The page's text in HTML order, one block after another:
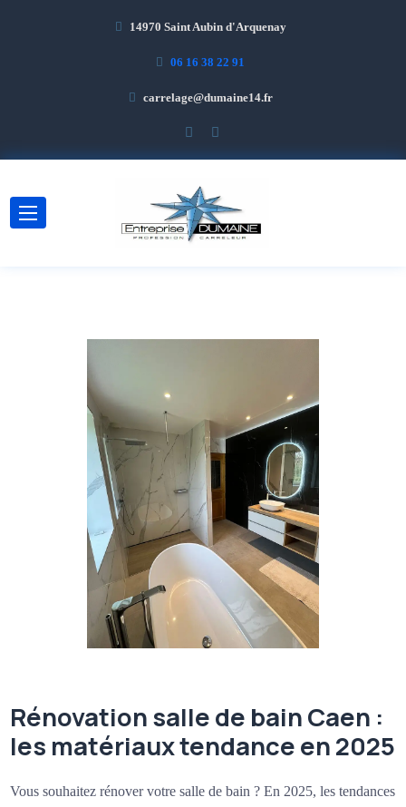
14970 Saint Aubin d'Arquenay
06 16 38 22 91
carrelage@dumaine14.fr
Rénovation salle de bain Caen :
les matériaux tendance en 2025
Vous souhaitez rénover votre salle de bain ? En 2025, les tendances